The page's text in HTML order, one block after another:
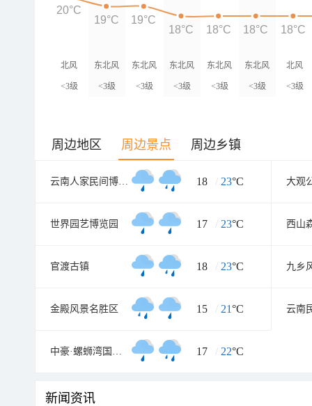
北风
<3级
东北风
<3级
东北风
<3级
东北风
<3级
东北风
<3级
东北风
<3级
北风
<3级
20°C
19°C
19°C
18°C
18°C 18°C 18°C
周边地区 周边景点 周边乡镇
云南人家民间博物馆 18 / 23°C 大观
世界园艺博览园 17 / 23°C 西山
官渡古镇 18 / 23°C 九乡
金殿风景名胜区 15 / 21°C 云南
中豪·螺蛳湾国际商贸城 17 / 22°C
新闻资讯